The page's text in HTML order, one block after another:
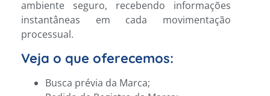
ambiente seguro, recebendo informações
instantâneas em cada movimentação
processual.
Veja o que oferecemos:
Busca prévia da Marca;